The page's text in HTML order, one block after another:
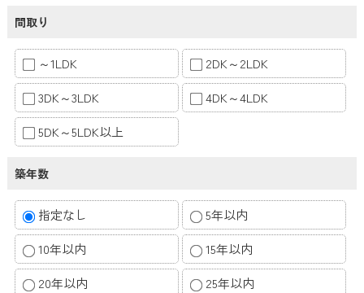
間取り
～1LDK
2DK～2LDK
3DK～3LDK
4DK～4LDK
5DK～5LDK以上
築年数
指定なし
5年以内
10年以内
15年以内
20年以内
25年以内